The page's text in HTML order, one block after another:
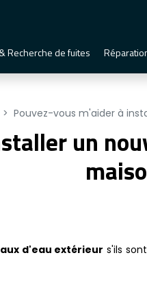
Recherche de fuites
Pouvez-vous m'aider à
un
d'eau extérieur s'ils